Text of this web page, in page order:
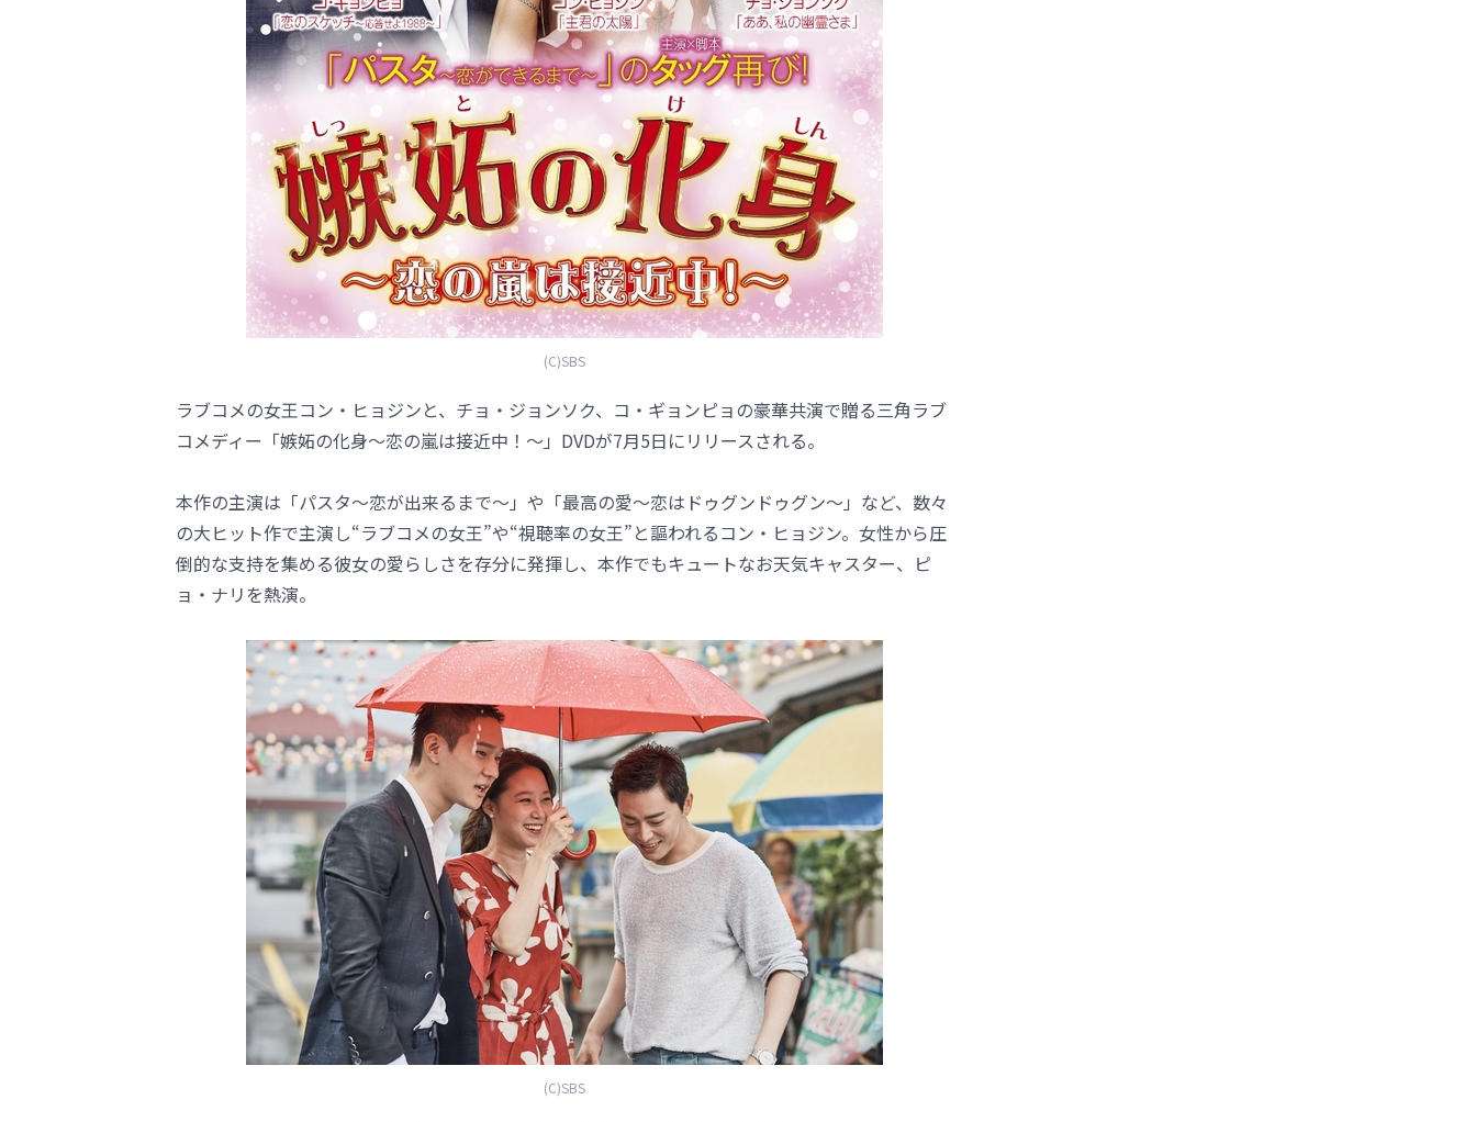
(C)SBS
ラブコメの女王コン・ヒョジンと、チョ・ジョンソク、コ・ギョンピョの豪華共演で贈る三角ラブ
コメディー「嫉妬の化身～恋の嵐は接近中！～」DVDが7月5日にリリースされる。
本作の主演は「パスタ～恋が出来るまで～」や「最高の愛～恋はドゥグンドゥグン～」など、数々
の大ヒット作で主演し“ラブコメの女王”や“視聴率の女王”と謳われるコン・ヒョジン。女性から圧
倒的な支持を集める彼女の愛らしさを存分に発揮し、本作でもキュートなお天気キャスター、ピ
ョ・ナリを熱演。
(C)SBS